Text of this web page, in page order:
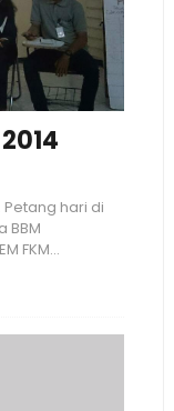
Petang hari di
BBM
FKM...